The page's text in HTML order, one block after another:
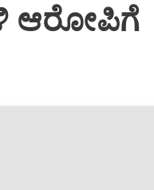
ಆರೋಪಿಗೆ